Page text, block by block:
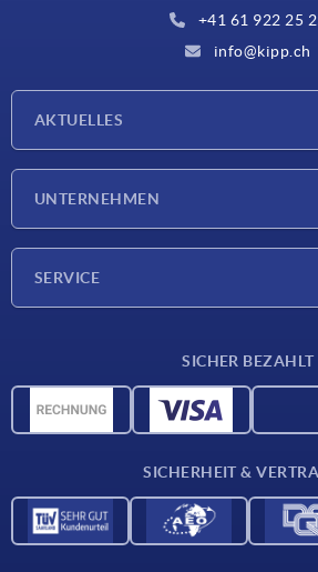
+41 61 922 25
info@kipp.ch
AKTUELLES
UNTERNEHMEN
SERVICE
CAD-Daten
SICHER BEZAHLT
SICHERHEIT &